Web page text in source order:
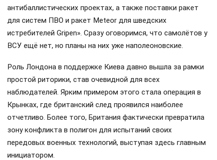
антибаллистических проектах, а также поставки ракет
для систем ПВО и ракет Meteor для шведских
истребителей Gripen». Сразу оговоримся, что самолётов у
ВСУ ещё нет, но планы на них уже наполеоновские.
Роль Лондона в поддержке Киева давно вышла за рамки
простой риторики, став очевидной для всех
наблюдателей. Ярким примером этого стала операция в
Крынках, где британский след проявился наиболее
отчетливо. Более того, Британия фактически превратила
зону конфликта в полигон для испытаний своих
передовых военных технологий, выступая здесь главным
инициатором.